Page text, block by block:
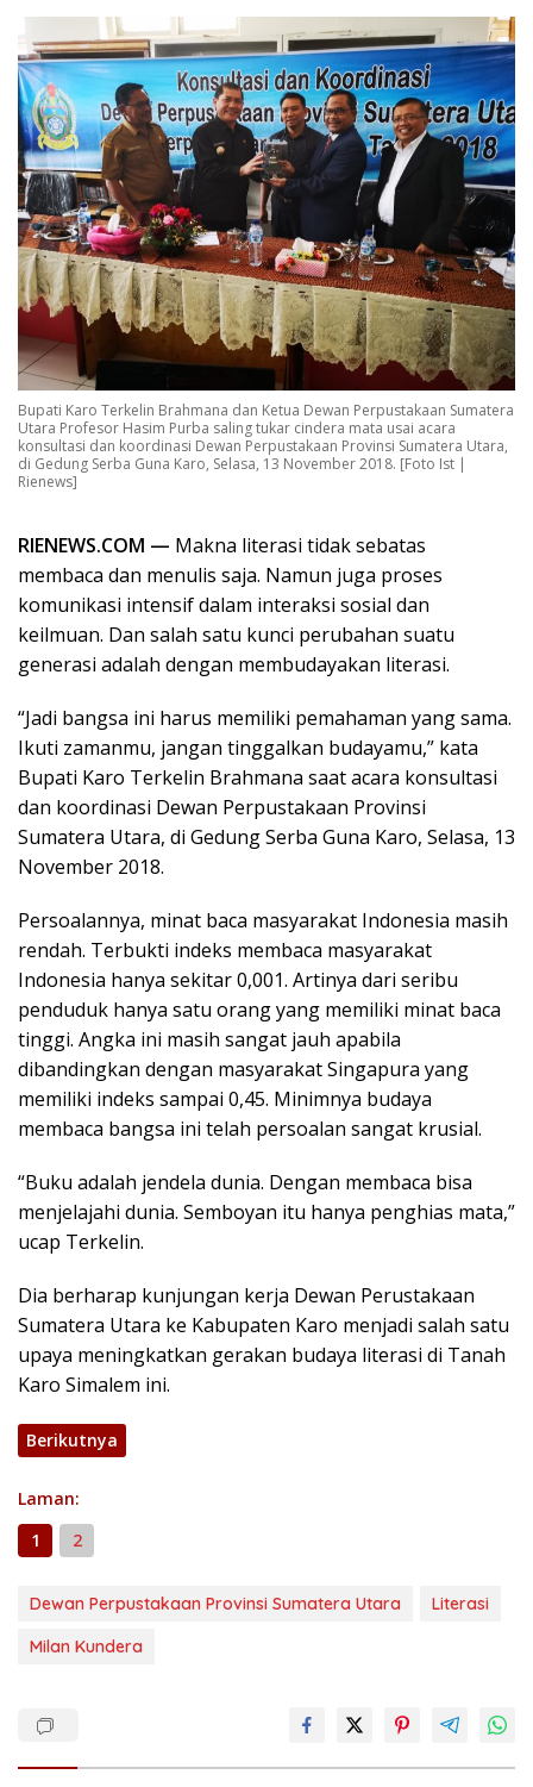
Bupati Karo Terkelin Brahmana dan Ketua Dewan Perpustakaan Sumatera
Utara Profesor Hasim Purba saling tukar cindera mata usai acara
konsultasi dan koordinasi Dewan Perpustakaan Provinsi Sumatera Utara,
di Gedung Serba Guna Karo, Selasa, 13 November 2018. [Foto Ist |
Rienews]
RIENEWS.COM — Makna literasi tidak sebatas
membaca dan menulis saja. Namun juga proses
komunikasi intensif dalam interaksi sosial dan
keilmuan. Dan salah satu kunci perubahan suatu
generasi adalah dengan membudayakan literasi.
“Jadi bangsa ini harus memiliki pemahaman yang sama.
Ikuti zamanmu, jangan tinggalkan budayamu,” kata
Bupati Karo Terkelin Brahmana saat acara konsultasi
dan koordinasi Dewan Perpustakaan Provinsi
Sumatera Utara, di Gedung Serba Guna Karo, Selasa, 13
November 2018.
Persoalannya, minat baca masyarakat Indonesia masih
rendah. Terbukti indeks membaca masyarakat
Indonesia hanya sekitar 0,001. Artinya dari seribu
penduduk hanya satu orang yang memiliki minat baca
tinggi. Angka ini masih sangat jauh apabila
dibandingkan dengan masyarakat Singapura yang
memiliki indeks sampai 0,45. Minimnya budaya
membaca bangsa ini telah persoalan sangat krusial.
“Buku adalah jendela dunia. Dengan membaca bisa
menjelajahi dunia. Semboyan itu hanya penghias mata,”
ucap Terkelin.
Dia berharap kunjungan kerja Dewan Perustakaan
Sumatera Utara ke Kabupaten Karo menjadi salah satu
upaya meningkatkan gerakan budaya literasi di Tanah
Karo Simalem ini.
Berikutnya
Laman:
1
2
Dewan Perpustakaan Provinsi Sumatera Utara
Literasi
Milan Kundera